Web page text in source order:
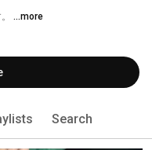
...more
Search